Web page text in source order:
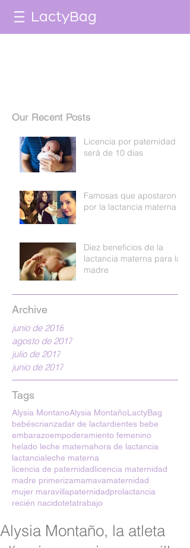
LactyBag
Our Recent Posts
Licencia por paternidad
será de 10 días
Famosas que apostaron
por la lactancia materna
Diez beneficios de la
lactancia materna para la
madre
Archive
junio de 2018
agosto de 2017
julio de 2017
junio de 2017
Tags
Alysia MontanoAlysia MontañoLactyBag
bebéscrianzadar de lactardientes bebe
embarazoempoderamiento femenino
helado leche maternahora de lactancia
lactancialeche materna
licencia de paternidadlicencia maternidad
madre primerizamamavamaternidad
mujer maravillapaternidadprolactancia
recién nacidotetatrabajo
Alysia Montaño, la atleta